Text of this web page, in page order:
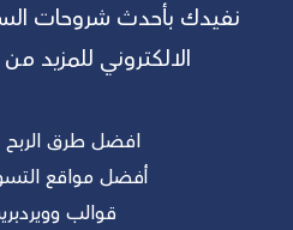
نفيدك بأحدث شروحات
الالكتروني للمزيد من
افضل طرق الربح
أفضل مواقع
قوالب